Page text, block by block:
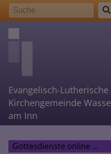
Direkt
zum
Inhalt
Evangelisch-Lutherische
Kirchengemeinde
am Inn
Gottesdienste online ...